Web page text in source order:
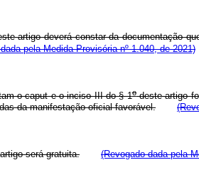
artigo deverá constar da documentação
pela Medida Provisória nº 1.040, de 2021)
o caput e o inciso III do § 1odeste artigo
da manifestação oficial favorável.
será gratuita. (Revogado dada pela